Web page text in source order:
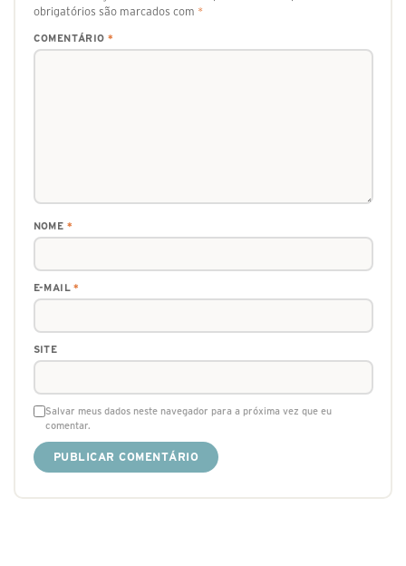
obrigatórios são marcados com *
COMENTÁRIO *
NOME *
E-MAIL*
SITE
Salvar meus dados neste navegador para a próxima vez que eu
comentar.